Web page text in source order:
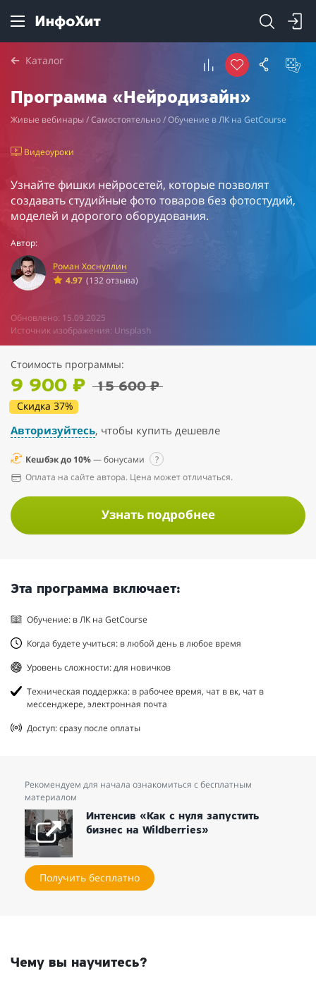
Каталог
Программа «Нейродизайн»
Живые вебинары / Самостоятельно / Обучение в ЛК на GetCourse
Видеоуроки
Узнайте фишки нейросетей, которые позволят
создавать студийные фото товаров без фотостудий,
моделей и дорогого оборудования.
Автор:
Роман Хоснуллин
4.97 (132 отзыва)
Обновлено: 15.09.2025
Источник изображения: Unsplash
Стоимость программы:
9 900 ₽ 15 600 ₽
Скидка 37%
Авторизуйтесь, чтобы купить дешевле
Кешбэк до 10%— бонусами
?
Оплата на сайте автора. Цена может отличаться.
Узнать подробнее
Эта программа включает:
Обучение: в ЛК на GetCourse
Когда будете учиться: в любой день в любое время
Уровень сложности: для новичков
Техническая поддержка: в рабочее время, чат в вк, чат в
мессенджере, электронная почта
Доступ: сразу после оплаты
Рекомендуем для начала ознакомиться с бесплатным
материалом
Интенсив «Как с нуля запустить
бизнес на Wildberries»
Получить бесплатно
Чему вы научитесь?